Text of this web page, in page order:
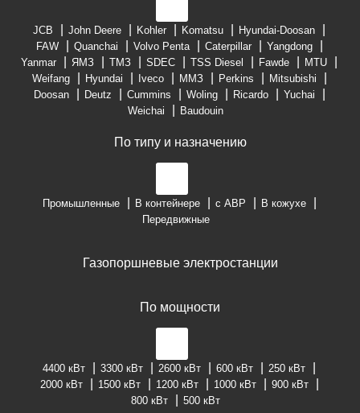
JCB John Deere Kohler Komatsu
Hyundai-Doosan
FAW
Quanchai Volvo Penta Caterpillar
Yangdong
Yanmar
ЯМЗ ТМЗ SDEC TSS Diesel Fawde
MTU
Weifang
Hyundai Iveco ММЗ Perkins
Mitsubishi
Doosan
Deutz Cummins Woling Ricardo
Yuchai
Weichai
Baudouin
По типу и назначению
Промышленные В контейнере с АВР
В кожухе
Передвижные
Газопоршневые электростанции
По мощности
4400 кВт 3300 кВт 2600 кВт 600 кВт
250 кВт
2000 кВт
1500 кВт 1200 кВт 1000 кВт
900 кВт
800 кВт
500 кВт